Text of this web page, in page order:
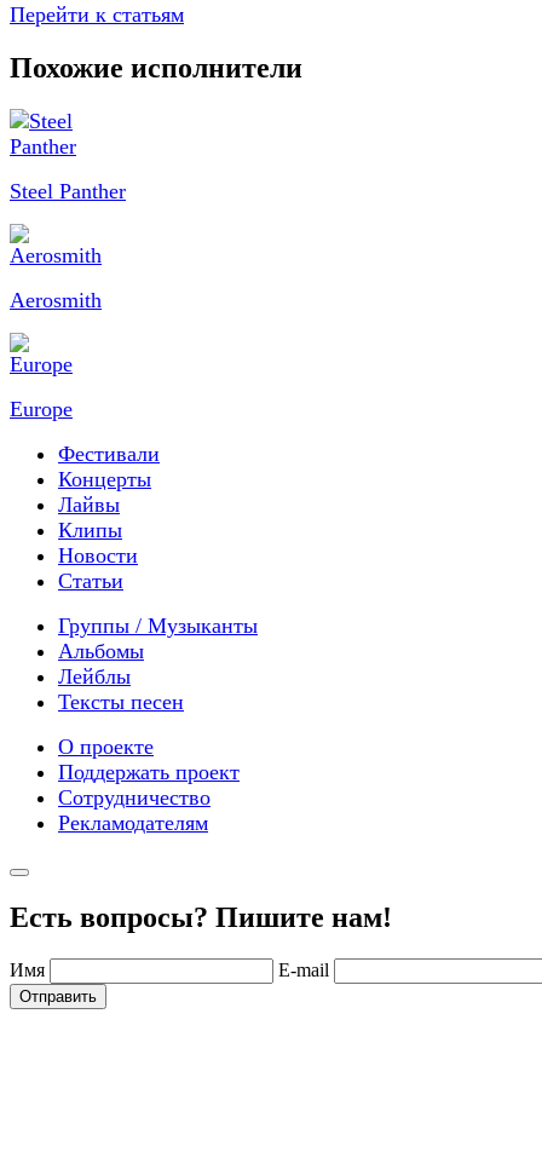
Перейти к статьям
Похожие исполнители
Steel Panther
Aerosmith
Europe
Фестивали
Концерты
Лайвы
Клипы
Новости
Статьи
Группы / Музыканты
Альбомы
Лейблы
Тексты песен
О проекте
Поддержать проект
Сотрудничество
Рекламодателям
Есть вопросы? Пишите нам!
Имя E-mail